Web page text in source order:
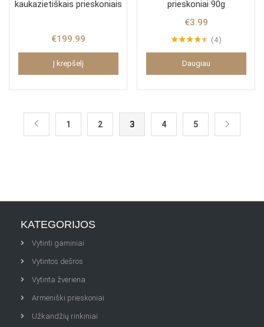
kaukazietiškais prieskoniais
€199.99
Į krepšelį
prieskoniai 90g
€3.99
4
Daugiau
1 2 3 4 5
KATEGORIJOS
Vytinti gaminiai
Vytintos dešros
Vytinta žvėriena
Armėniški prieskoniai
Užkandžių rinkiniai